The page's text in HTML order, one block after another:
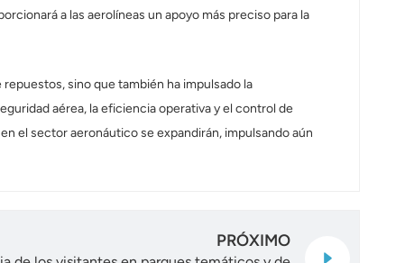
a las aerolíneas un apoyo más preciso para la
sino que también ha impulsado la
aérea, la eficiencia operativa y el control de
el sector aeronáutico se expandirán, impulsando aún
PRÓXIMO